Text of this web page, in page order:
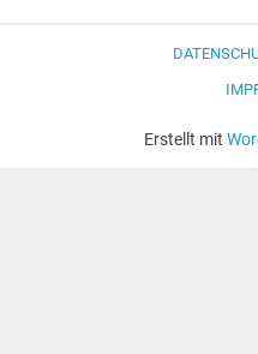
Erstellt mit